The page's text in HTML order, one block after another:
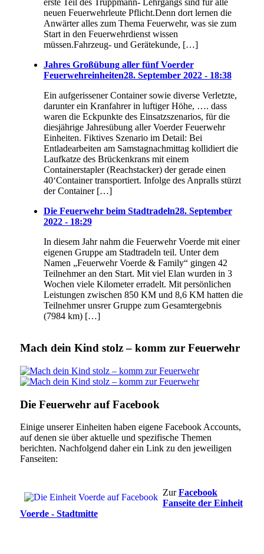
neuen Feuerwehrleute Pflicht.Denn dort lernen die
Anwärter alles zum Thema Feuerwehr, was sie zum
Start in den Feuerwehrdienst wissen
müssen.Fahrzeug- und Gerätekunde, […]
Jahres Großübung aller fünf Voerder
Feuerwehreinheiten28. September 2022 - 18:38
Ein aufgerissener Container sowie diverse Verletzte,
darunter ein Kranfahrer in luftiger Höhe, …. dass
waren die Eckpunkte des Einsatzszenarios, für die
diesjährige Jahresübung aller Voerder Feuerwehr
Einheiten. Fiktives Szenario im Detail: Bei
Entladearbeiten am Samstagnachmittag kollidiert die
Laufkatze des Brückenkrans mit einem
Containerstapler (Reachstacker) der gerade einen
40‘Container transportiert. Infolge des Anpralls stürzt
der Container […]
Die Feuerwehr beim Stadtradeln28. September
2022 - 18:29
In diesem Jahr nahm die Feuerwehr Voerde mit einer
eigenen Gruppe am Stadtradeln teil. Unter dem
Namen „Feuerwehr Voerde & Family“ gingen 42
Teilnehmer an den Start. Mit viel Elan wurden in 3
Wochen viele Kilometer erradelt. Mit persönlichen
Leistungen zwischen 850 KM und 8,6 KM hatten die
Teilnehmer unsrer Gruppe zum Gesamtergebnis
(7984 km) […]
Mach dein Kind stolz – komm zur Feuerwehr
Die Feuerwehr auf Facebook
Einige unserer Einheiten haben eigene Facebook Accounts,
auf denen sie über aktuelle und spezifische Themen
berichten. Nachfolgend daher ein Link zu den jeweiligen
Fanseiten:
ZurFacebook
Fanseite der Einheit
Voerde - Stadtmitte